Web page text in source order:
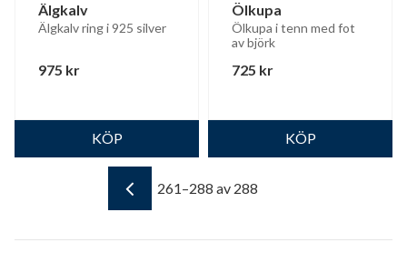
Älgkalv
Älgkalv ring i 925 silver
975 kr
Ölkupa
Ölkupa i tenn med fot
av björk
725 kr
261–288 av 288